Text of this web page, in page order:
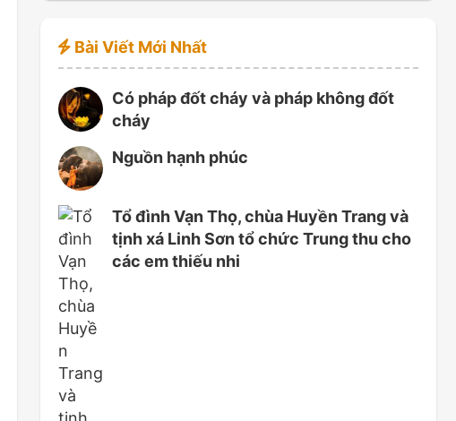
Bài Viết Mới Nhất
Có pháp đốt cháy và pháp không đốt
cháy
Nguồn hạnh phúc
Tổ đình Vạn Thọ, chùa Huyền Trang và
tịnh xá Linh Sơn tổ chức Trung thu cho
các em thiếu nhi